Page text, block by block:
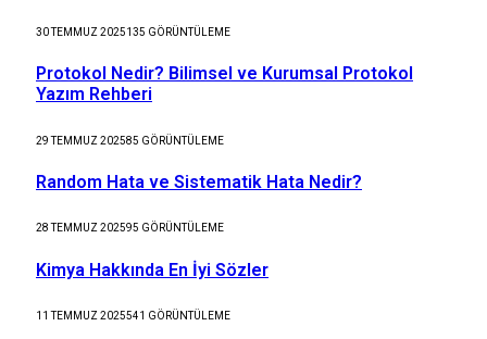
30 TEMMUZ 2025135 GÖRÜNTÜLEME
Protokol Nedir? Bilimsel ve Kurumsal Protokol
Yazım Rehberi
29 TEMMUZ 202585 GÖRÜNTÜLEME
Random Hata ve Sistematik Hata Nedir?
28 TEMMUZ 202595 GÖRÜNTÜLEME
Kimya Hakkında En İyi Sözler
11 TEMMUZ 2025541 GÖRÜNTÜLEME